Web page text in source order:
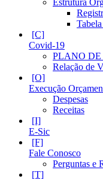
Estrutura
Covid-19
PLANO
Relação de
Execução
Despesas
Receitas
E-Sic
Fale Conosco
Perguntas e